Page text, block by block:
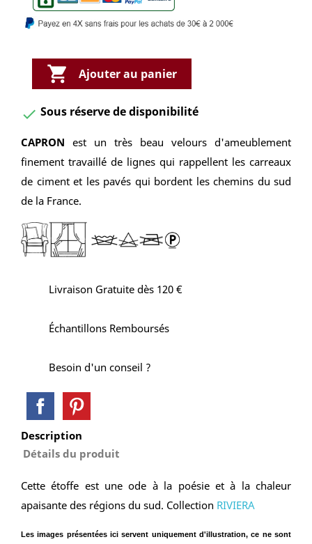
 Ajouter au panier
 Sous réserve de disponibilité
CAPRON est un très beau velours d'ameublement
finement travaillé de lignes qui rappellent les carreaux
de ciment et les pavés qui bordent les chemins du sud
de la France.
Livraison Gratuite dès 120 €
Échantillons Remboursés
Besoin d'un conseil ?
Description
Détails du produit
Cette étoffe est une ode à la poésie et à la chaleur
apaisante des régions du sud. Collection RIVIERA
Les images présentées ici servent uniquement d'illustration, ce ne sont